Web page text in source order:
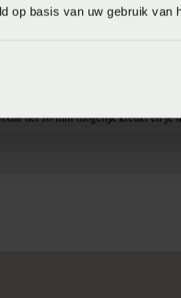
op basis van uw gebruik van
met donkere kleuren te wassen
en je zo lang mogelijk van het
het zo min mogelijk kreukt en je